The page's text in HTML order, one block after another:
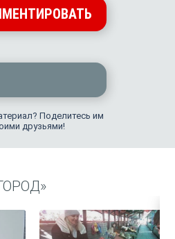
Поделитесь им
друзьями!